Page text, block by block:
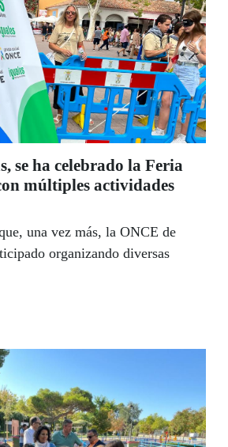
se ha celebrado la Feria
múltiples actividades
una vez más, la ONCE de
organizando diversas